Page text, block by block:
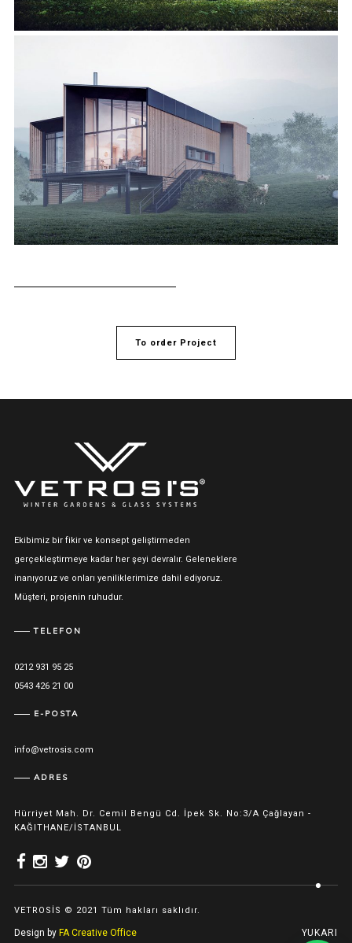
To order Project
Ekibimiz bir fikir ve konsept geliştirmeden
gerçekleştirmeye kadar her şeyi devralır. Geleneklere
inanıyoruz ve onları yeniliklerimize dahil ediyoruz.
Müşteri, projenin ruhudur.
TELEFON
0212 931 95 25
0543 426 21 00
E-POSTA
info@vetrosis.com
ADRES
Hürriyet Mah. Dr. Cemil Bengü Cd. İpek Sk. No:3/A Çağlayan -
KAĞITHANE/İSTANBUL
VETROSİS © 2021 Tüm hakları saklıdır.
Design by FA Creative Office YUKARI